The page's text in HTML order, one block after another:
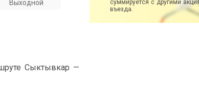
Выходной
Сыктывкар —
суммируется с другими
въезда.